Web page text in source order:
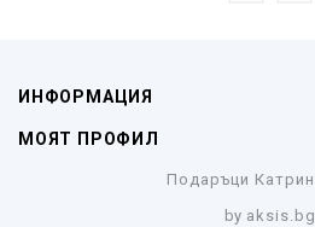
ИНФОРМАЦИЯ
МОЯТ ПРОФИЛ
Подаръци Катрин
by aksis.bg